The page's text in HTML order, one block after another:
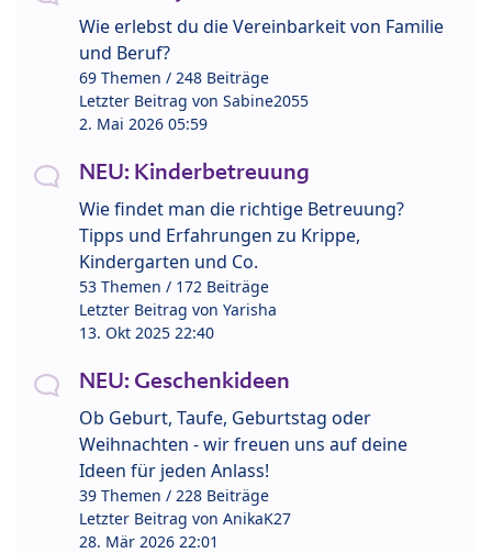
Wie erlebst du die Vereinbarkeit von Familie
und Beruf?
69 Themen / 248 Beiträge
Letzter Beitrag von Sabine2055
2. Mai 2026 05:59
NEU: Kinderbetreuung
Wie findet man die richtige Betreuung?
Tipps und Erfahrungen zu Krippe,
Kindergarten und Co.
53 Themen / 172 Beiträge
Letzter Beitrag von Yarisha
13. Okt 2025 22:40
NEU: Geschenkideen
Ob Geburt, Taufe, Geburtstag oder
Weihnachten - wir freuen uns auf deine
Ideen für jeden Anlass!
39 Themen / 228 Beiträge
Letzter Beitrag von AnikaK27
28. Mär 2026 22:01